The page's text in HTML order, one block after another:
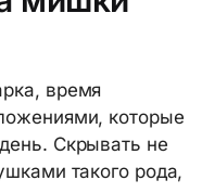
время
которые
Скрывать не
такого рода,